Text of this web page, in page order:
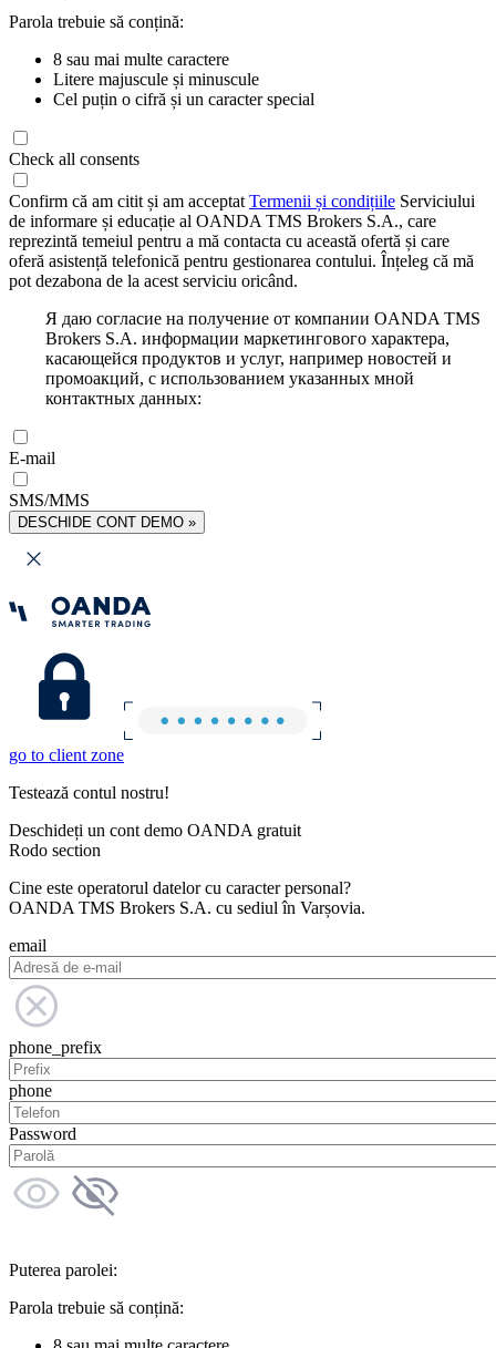
Parola trebuie să conțină:
8 sau mai multe caractere
Litere majuscule și minuscule
Cel puțin o cifră și un caracter special
Check all consents
Confirm că am citit și am acceptat Termenii și condițiile Serviciului
de informare și educație al OANDA TMS Brokers S.A., care
reprezintă temeiul pentru a mă contacta cu această ofertă și care
oferă asistență telefonică pentru gestionarea contului. Înțeleg că mă
pot dezabona de la acest serviciu oricând.
Я даю согласие на получение от компании OANDA TMS
Brokers S.A. информации маркетингового характера,
касающейся продуктов и услуг, например новостей и
промоакций, с использованием указанных мной
контактных данных:
E-mail
SMS/MMS
DESCHIDE CONT DEMO »
go to client zone
Testează contul nostru!
Deschideți un cont demo OANDA gratuit
Rodo section
Cine este operatorul datelor cu caracter personal?
OANDA TMS Brokers S.A. cu sediul în Varșovia.
email
phone_prefix
phone
Password
Puterea parolei:
Parola trebuie să conțină: